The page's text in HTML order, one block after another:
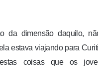
da dimensão daquilo,
estava viajando para
coisas que os